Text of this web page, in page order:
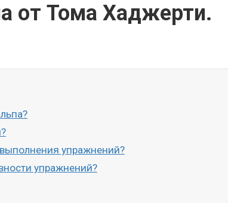
от Тома Хаджерти.
упражнений?
упражнений?